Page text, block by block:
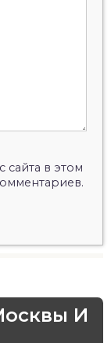
сайта в этом
И